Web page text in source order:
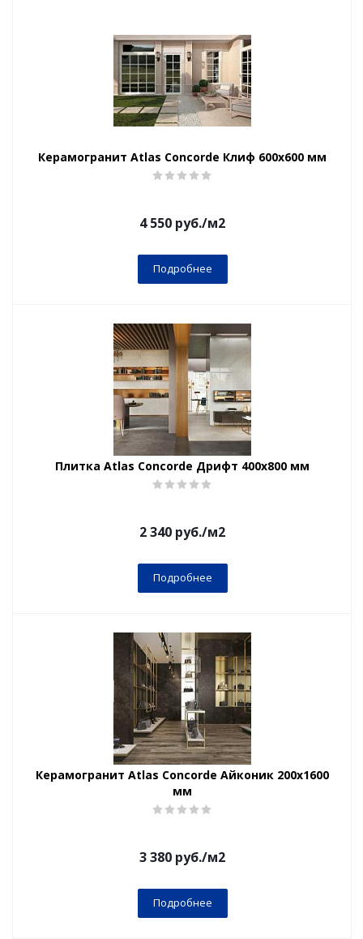
Керамогранит Atlas Concorde Клиф 600x600 мм
4 550 руб./м2
Подробнее
Плитка Atlas Concorde Дрифт 400x800 мм
2 340 руб./м2
Подробнее
Керамогранит Atlas Concorde Айконик 200x1600
мм
3 380 руб./м2
Подробнее